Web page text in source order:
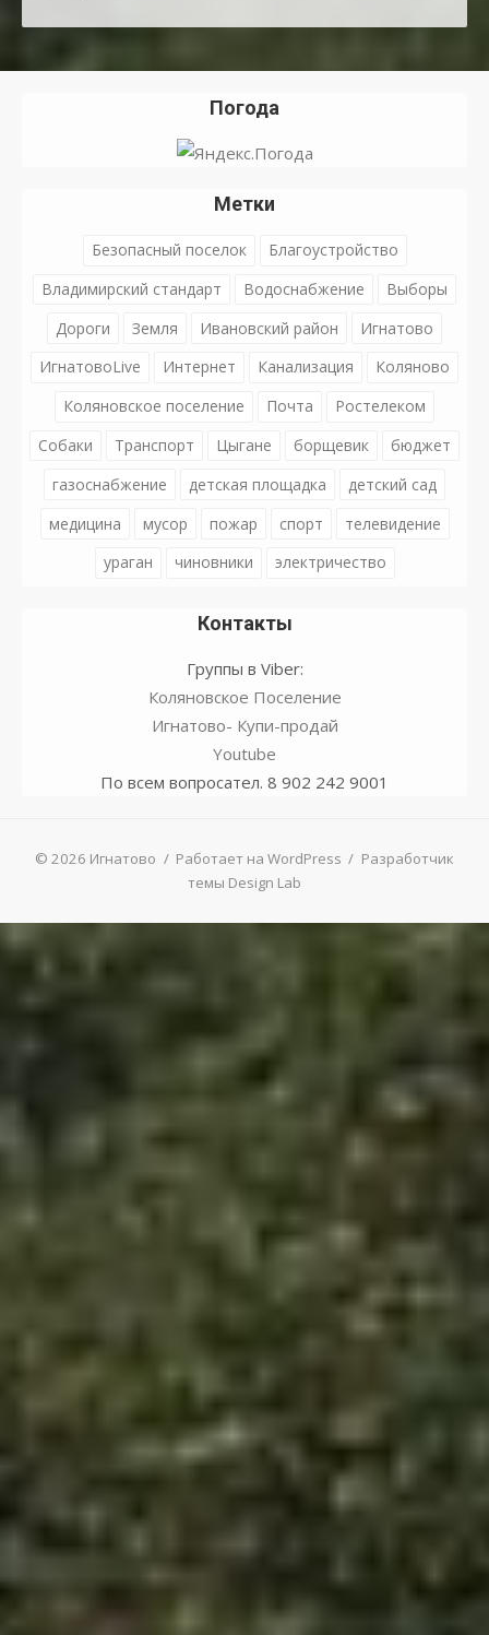
Погода
Метки
Безопасный поселок
Благоустройство
Владимирский стандарт
Водоснабжение
Выборы
Дороги
Земля Ивановский район
Игнатово
ИгнатовоLive
Интернет Канализация
Коляново
Коляновское поселение
Почта
Ростелеком
Собаки
Транспорт Цыгане борщевик
бюджет
газоснабжение
детская площадка
детский сад
медицина
мусор пожар спорт
телевидение
ураган
чиновники электричество
Контакты
Группы в Viber:
Коляновское Поселение
Игнатово- Купи-продай
Youtube
По всем вопросател. 8 902 242 9001
© 2026 Игнатово / Работает на WordPress / Разработчик
темы Design Lab